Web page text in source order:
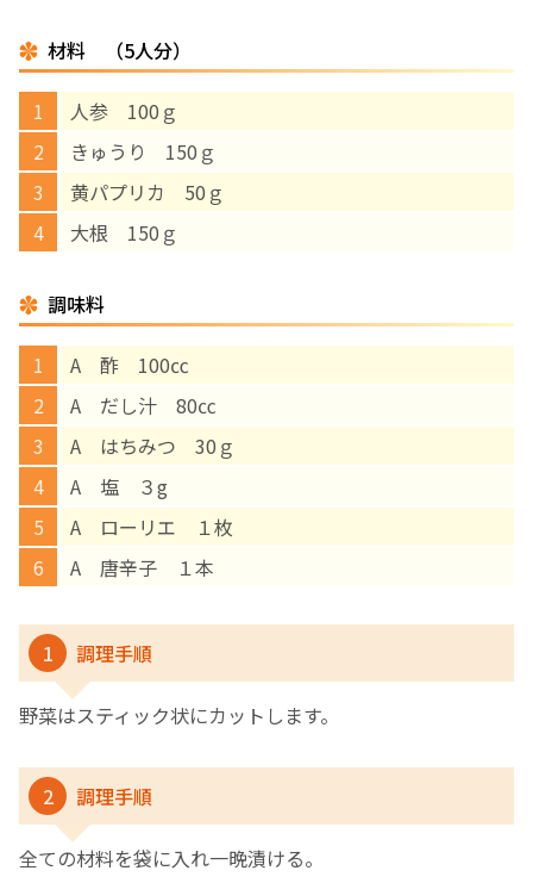
材料 （5人分）
人参 100ｇ
きゅうり 150ｇ
黄パプリカ 50ｇ
大根 150ｇ
調味料
A 酢 100㏄
A だし汁 80㏄
A はちみつ 30ｇ
A 塩 ３g
A ローリエ １枚
A 唐辛子 １本
1 調理手順
野菜はスティック状にカットします。
2 調理手順
全ての材料を袋に入れ一晩漬ける。
その他の診療内容
‘さんルーム’ でさまざまな講座・クラス
遠方にお住まいで当院での出産を希望される方へ
English Page